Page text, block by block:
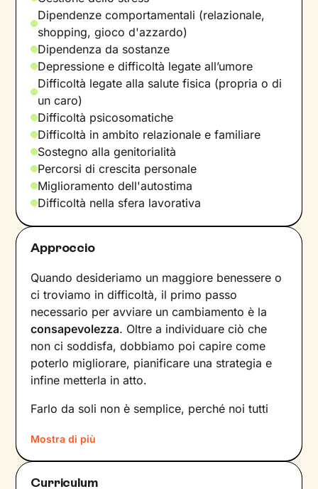
Dipendenze comportamentali (relazionale,
shopping, gioco d'azzardo)
Dipendenza da sostanze
Depressione e difficoltà legate all’umore
Difficoltà legate alla salute fisica (propria o di
un caro)
Difficoltà psicosomatiche
Difficoltà in ambito relazionale e familiare
Sostegno alla genitorialità
Percorsi di crescita personale
Miglioramento dell'autostima
Difficoltà nella sfera lavorativa
Approccio
Quando desideriamo un maggiore benessere o
ci troviamo in difficoltà, il primo passo
necessario per avviare un cambiamento è la
consapevolezza. Oltre a individuare ciò che
non ci soddisfa, dobbiamo poi capire come
poterlo migliorare, pianificare una strategia e
infine metterla in atto.
Farlo da soli non è semplice, perché noi tutti
dinamiche– interne e relazionali – che non le
notiamo nemmeno. Ecco perché l’intervento di
un professionista risulta fondamentale.
Mostra di più
Curriculum